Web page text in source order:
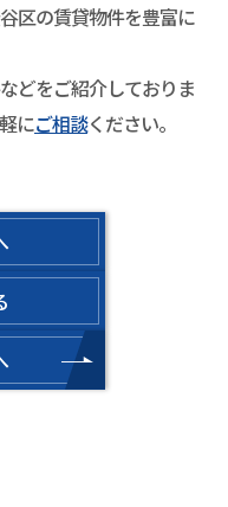
区の賃貸物件を豊富に
どをご紹介しておりま
にご相談ください。